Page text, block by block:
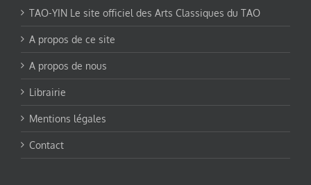
TAO-YIN Le site officiel des Arts Classiques du TAO
A propos de ce site
A propos de nous
Librairie
Mentions légales
Contact